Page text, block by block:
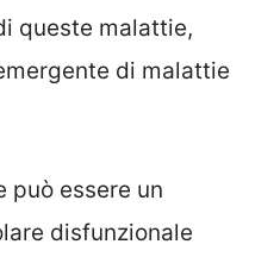
queste malattie,
di malattie
può essere un
disfunzionale